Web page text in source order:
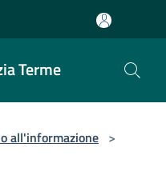
Terme
all'informazione >